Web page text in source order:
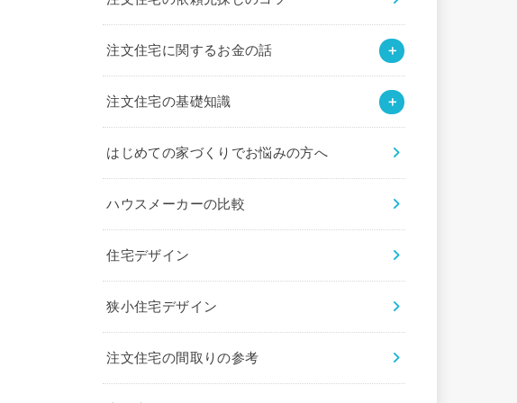
注文住宅に関するお金の話
注文住宅の基礎知識
はじめての家づくりでお悩みの方へ
ハウスメーカーの比較
住宅デザイン
狭小住宅デザイン
注文住宅の間取りの参考